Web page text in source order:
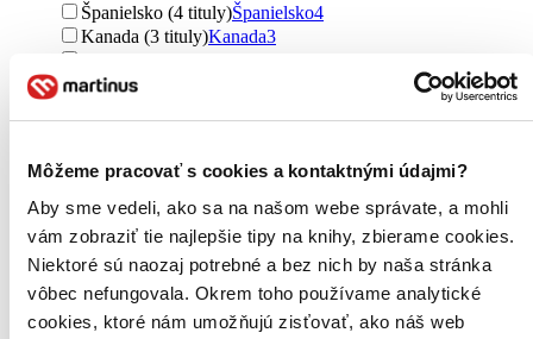
Môžeme pracovať s cookies a kontaktnými údajmi?
Aby sme vedeli, ako sa na našom webe správate, a mohli
vám zobraziť tie najlepšie tipy na knihy, zbierame cookies.
Niektoré sú naozaj potrebné a bez nich by naša stránka
vôbec nefungovala. Okrem toho používame analytické
cookies, ktoré nám umožňujú zisťovať, ako náš web
Španielsko (4 tituly)Španielsko4
Kanada (3 tituly)Kanada3
Surinam (3 tituly)
Írsko (1 titul)Írsko1
Gibraltár (1 titul)Gibraltár1
Holandsko (1 titul)Holandsko
1
Rumunsko (1 titul)
Rumunsko
Rusko (1 titul) Rusko1
Ďalšie možnosti